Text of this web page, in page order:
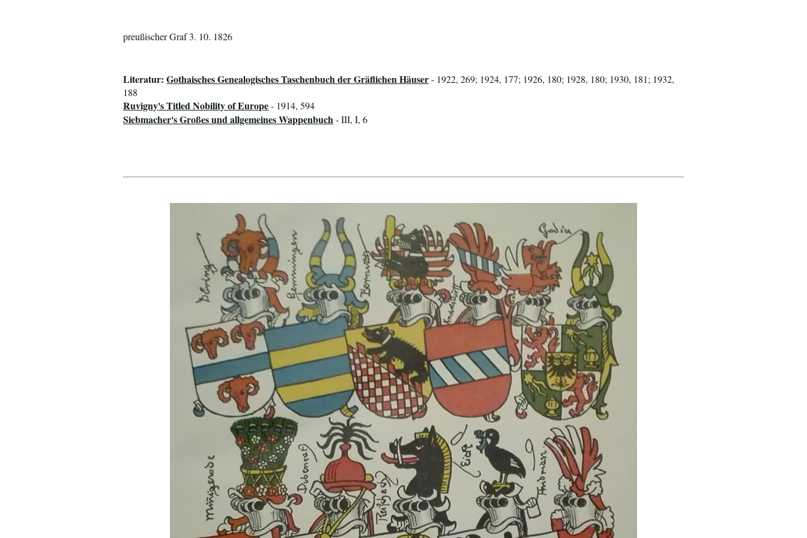
preußischer Graf 3. 10. 1826
Literatur:Gothaisches Genealogisches Taschenbuch der Gräflichen Häuser- 1922, 269; 1924, 177; 1926, 180; 1928, 180; 1930, 181; 1932,
188
Ruvigny's Titled Nobility of Europe- 1914, 594
Siebmacher's Großes und allgemeines Wappenbuch - III, I, 6